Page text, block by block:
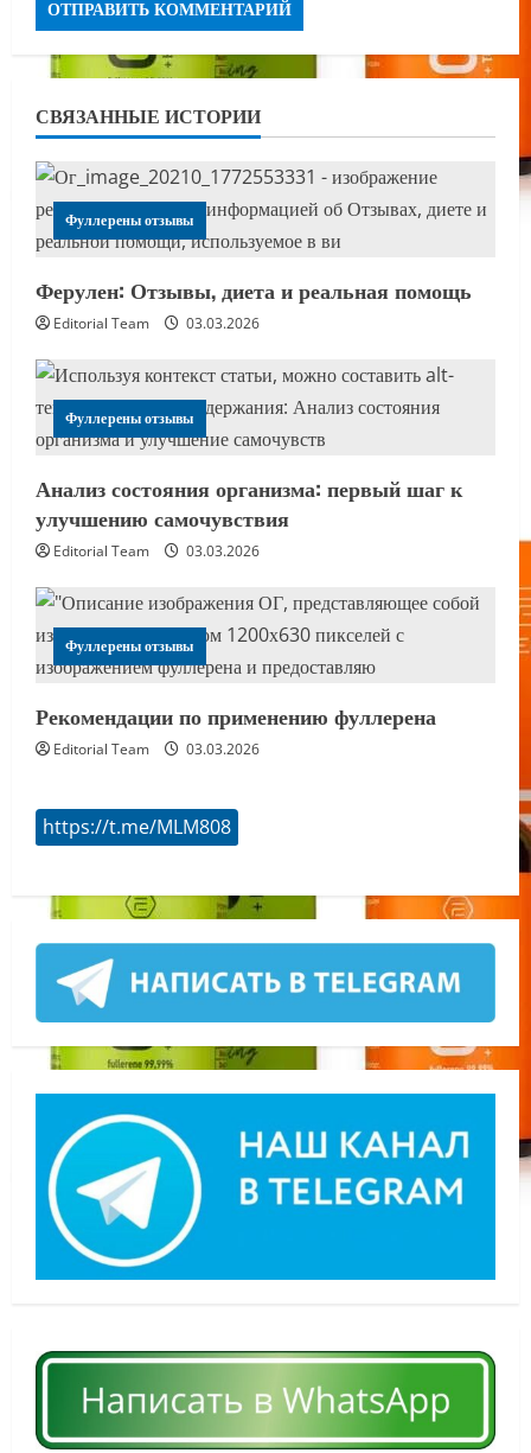
СВЯЗАННЫЕ ИСТОРИИ
Фуллерены отзывы
Ферулен: Отзывы, диета и реальная помощь
Editorial Team 03.03.2026
Фуллерены отзывы
Анализ состояния организма: первый шаг к
улучшению самочувствия
Editorial Team 03.03.2026
Фуллерены отзывы
Рекомендации по применению фуллерена
Editorial Team 03.03.2026
https://t.me/MLM808